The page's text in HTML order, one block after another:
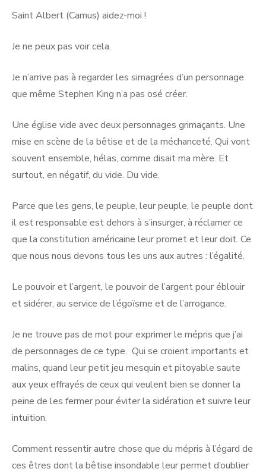
Saint Albert (Camus) aidez-moi !
Je ne peux pas voir cela.
Je n’arrive pas à regarder les simagrées d’un personnage
que même Stephen King n’a pas osé créer.
Une église vide avec deux personnages grimaçants. Une
mise en scène de la bêtise et de la méchanceté. Qui vont
souvent ensemble, hélas, comme disait ma mère. Et
surtout, en négatif, du vide. Du vide.
Parce que les gens, le peuple, leur peuple, le peuple dont
il est responsable est dehors à s’insurger, à réclamer ce
que la constitution américaine leur promet et leur doit. Ce
que nous nous devons tous les uns aux autres : l’égalité.
Le pouvoir et l’argent, le pouvoir de l’argent pour éblouir
et sidérer, au service de l’égoïsme et de l’arrogance.
Je ne trouve pas de mot pour exprimer le mépris que j’ai
de personnages de ce type. Qui se croient importants et
malins, quand leur petit jeu mesquin et pitoyable saute
aux yeux effrayés de ceux qui veulent bien se donner la
peine de les fermer pour éviter la sidération et suivre leur
intuition.
Comment ressentir autre chose que du mépris à l’égard de
ces êtres dont la bêtise insondable leur permet d’oublier